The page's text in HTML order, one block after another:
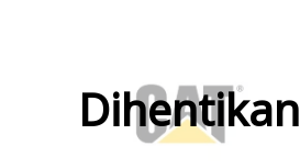
Dihentikan